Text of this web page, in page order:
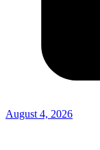
August 4, 2026